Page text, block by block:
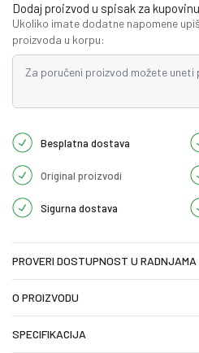
Dodaj proizvod u spisak za kupovinu
Ukoliko imate dodatne napomene
proizvoda u korpu:
Besplatna dostava
Original proizvodi
Sigurna dostava
PROVERI DOSTUPNOST U RADNJAMA
O PROIZVODU
SPECIFIKACIJA